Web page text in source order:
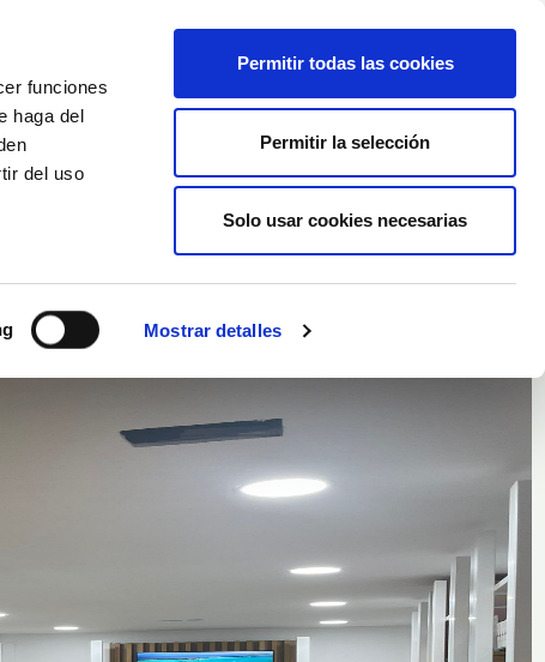
funciones
haga del
del uso
Mostrar detalles
Permitir todas las cookies
Permitir la selección
Solo usar cookies necesarias
Inloggen